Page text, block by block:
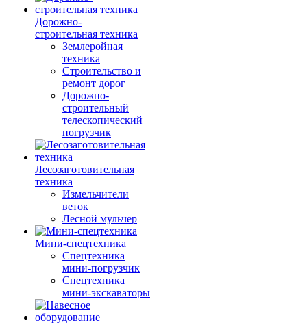
Дорожно-
строительная техника
Землеройная
техника
Строительство и
ремонт дорог
Дорожно-
строительный
телескопический
погрузчик
Лесозаготовительная
техника
Измельчители
веток
Лесной мульчер
Мини-спецтехника
Спецтехника
мини-погрузчик
Спецтехника
мини-экскаваторы